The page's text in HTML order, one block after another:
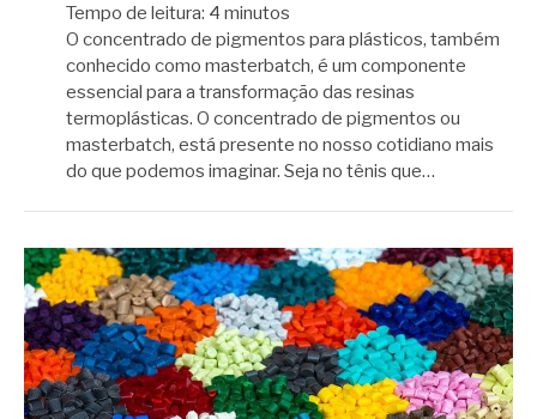
Tempo de leitura: 4 minutos
O concentrado de pigmentos para plásticos, também
conhecido como masterbatch, é um componente
essencial para a transformação das resinas
termoplásticas. O concentrado de pigmentos ou
masterbatch, está presente no nosso cotidiano mais
do que podemos imaginar. Seja no tênis que…